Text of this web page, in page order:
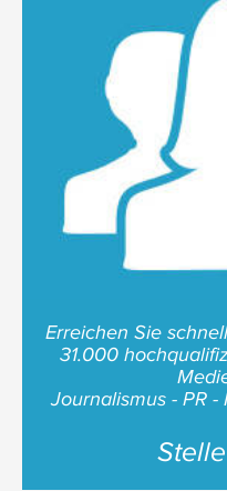
Erreichen Sie
31.000
Journalismus - PR